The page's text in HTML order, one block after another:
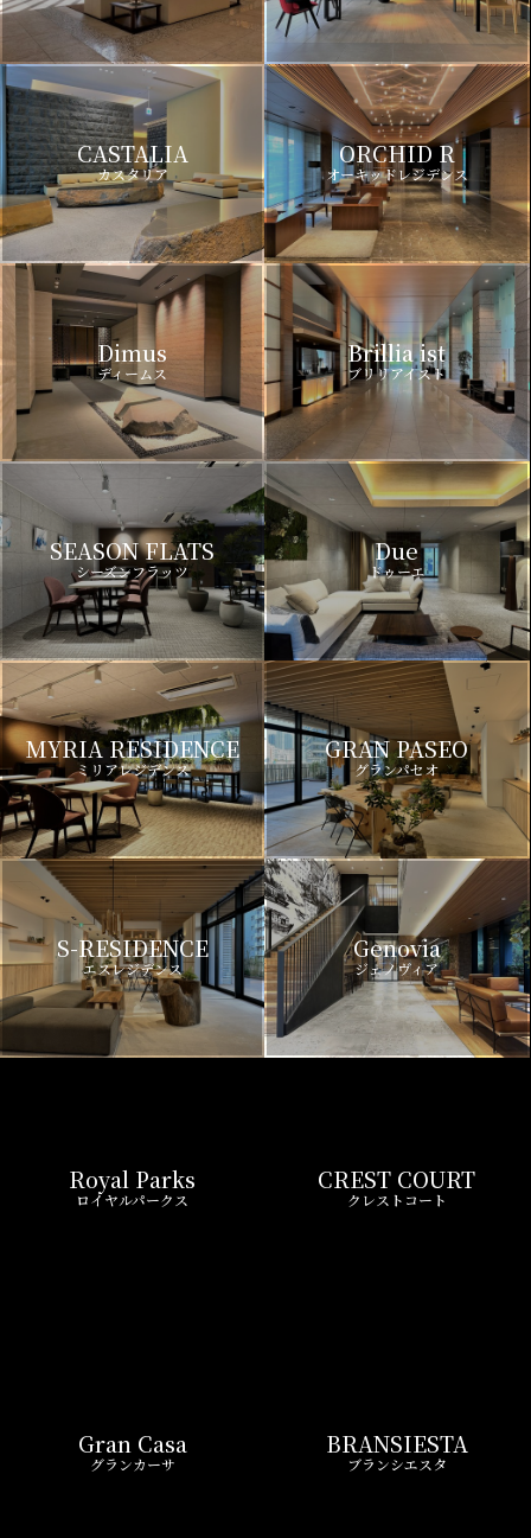
CASTALIA
カスタリア
ORCHID R
オーキッドレジデンス
Dimus
ディームス
Brillia ist
ブリリアイスト
SEASON FLATS
シーズンフラッツ
Due
ドゥーエ
MYRIA RESIDENCE
ミリアレジデンス
GRAN PASEO
グランパセオ
S-RESIDENCE
エスレジデンス
Genovia
ジェノヴィア
ロイヤルパークス